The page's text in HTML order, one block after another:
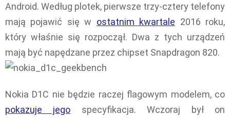
Android. Według plotek, pierwsze trzy-cztery telefony
mają pojawić się w ostatnim kwartale 2016 roku,
który właśnie się rozpoczął. Dwa z tych urządzeń
mają być napędzane przez chipset Snapdragon 820.
Nokia D1C nie będzie raczej flagowym modelem, co
pokazuje jego specyfikacja. Wczoraj był on